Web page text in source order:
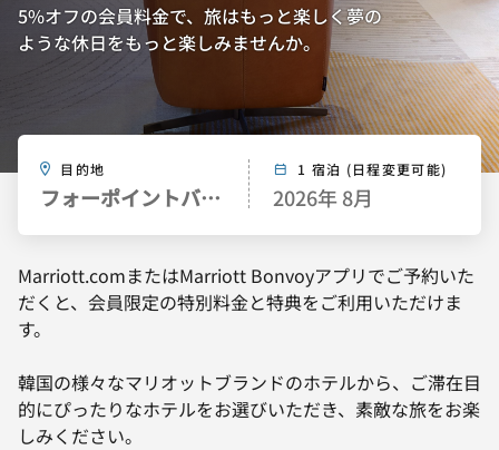
5%オフの会員料金で、旅はもっと楽しく夢の
ような休日をもっと楽しみませんか。
目的地
フォーポイントバイシェラトンジョソン・ソウル
1 宿泊 (日程変更可能)
2026年 8月
Marriott.comまたはMarriott Bonvoyアプリでご予約いた
だくと、会員限定の特別料金と特典をご利用いただけま
す。
韓国の様々なマリオットブランドのホテルから、ご滞在目
的にぴったりなホテルをお選びいただき、素敵な旅をお楽
しみください。